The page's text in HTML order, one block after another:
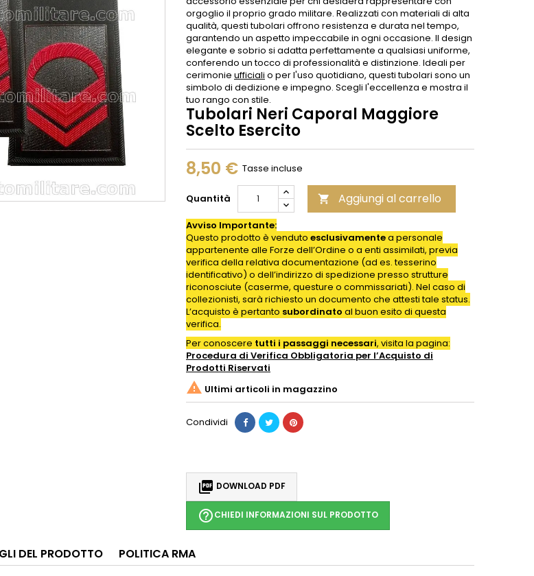
orgoglio il proprio grado militare. Realizzati con materiali di alta
qualità, questi tubolari offrono resistenza e durata nel tempo,
garantendo un aspetto impeccabile in ogni occasione. Il design
elegante e sobrio si adatta perfettamente a qualsiasi uniforme,
conferendo un tocco di professionalità e distinzione. Ideali per
cerimonie ufficiali o per l'uso quotidiano, questi tubolari sono un
simbolo di dedizione e impegno. Scegli l'eccellenza e mostra il
tuo rango con stile.
Tubolari Neri Caporal Maggiore
Scelto Esercito
8,50 € Tasse incluse
Quantità  Aggiungi al carrello
Avviso Importante:
Questo prodotto è venduto esclusivamentea personale
appartenente alle Forze dell’Ordine o a enti assimilati, previa
verifica della relativa documentazione (ad es. tesserino
identificativo) o dell’indirizzo di spedizione presso strutture
riconosciute (caserme, questure o commissariati). Nel caso di
collezionisti, sarà richiesto un documento che attesti tale status.
L’acquisto è pertanto subordinato al buon esito di questa
verifica.
Per conoscere tutti i passaggi necessari, visita la pagina:
Procedura di Verifica Obbligatoria per l’Acquisto di
Prodotti Riservati
 Ultimi articoli in magazzino
Condividi
 DOWNLOAD PDF
help_outlineCHIEDI INFORMAZIONI SUL PRODOTTO
DEL PRODOTTO POLITICA RMA